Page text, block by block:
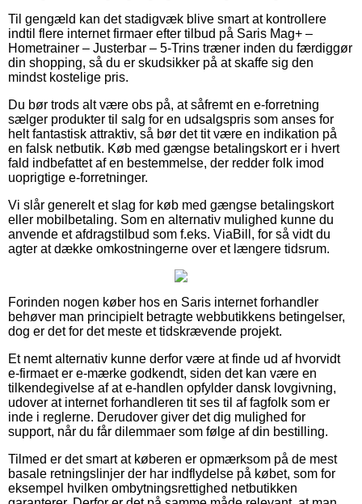
Til gengæld kan det stadigvæk blive smart at kontrollere
indtil flere internet firmaer efter tilbud på Saris Mag+ –
Hometrainer – Justerbar – 5-Trins træner inden du færdiggør
din shopping, så du er skudsikker på at skaffe sig den
mindst kostelige pris.
Du bør trods alt være obs på, at såfremt en e-forretning
sælger produkter til salg for en udsalgspris som anses for
helt fantastisk attraktiv, så bør det tit være en indikation på
en falsk netbutik. Køb med gængse betalingskort er i hvert
fald indbefattet af en bestemmelse, der redder folk imod
uoprigtige e-forretninger.
Vi slår generelt et slag for køb med gængse betalingskort
eller mobilbetaling. Som en alternativ mulighed kunne du
anvende et afdragstilbud som f.eks. ViaBill, for så vidt du
agter at dække omkostningerne over et længere tidsrum.
Forinden nogen køber hos en Saris internet forhandler
behøver man principielt betragte webbutikkens betingelser,
dog er det for det meste et tidskrævende projekt.
Et nemt alternativ kunne derfor være at finde ud af hvorvidt
e-firmaet er e-mærke godkendt, siden det kan være en
tilkendegivelse af at e-handlen opfylder dansk lovgivning,
udover at internet forhandleren tit ses til af fagfolk som er
inde i reglerne. Derudover giver det dig mulighed for
support, når du får dilemmaer som følge af din bestilling.
Tilmed er det smart at køberen er opmærksom på de mest
basale retningslinjer der har indflydelse på købet, som for
eksempel hvilken ombytningsrettighed netbutikken